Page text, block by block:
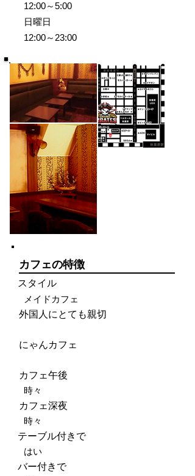
12:00～5:00
日曜日
12:00～23:00
カフェの特徴
スタイル
外国人にとても親切
メイドカフェ
にゃんカフェ
カフェ午後
時々
カフェ深夜
時々
テーブル付きで
はい
バー付きで